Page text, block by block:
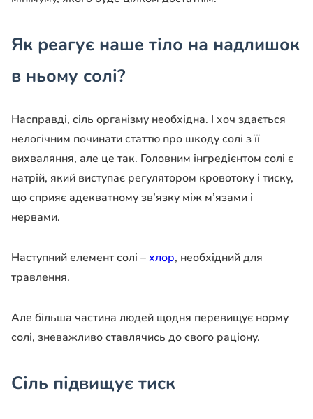
Як реагує наше тіло на надлишок
в ньому солі?
Насправді, сіль організму необхідна. І хоч здається
нелогічним починати статтю про шкоду солі з її
вихваляння, але це так. Головним інгредієнтом солі є
натрій, який виступає регулятором кровотоку і тиску,
що сприяє адекватному зв’язку між м’язами і
нервами.
Наступний елемент солі – хлор, необхідний для
травлення.
Але більша частина людей щодня перевищує норму
солі, зневажливо ставлячись до свого раціону.
Сіль підвищує тиск